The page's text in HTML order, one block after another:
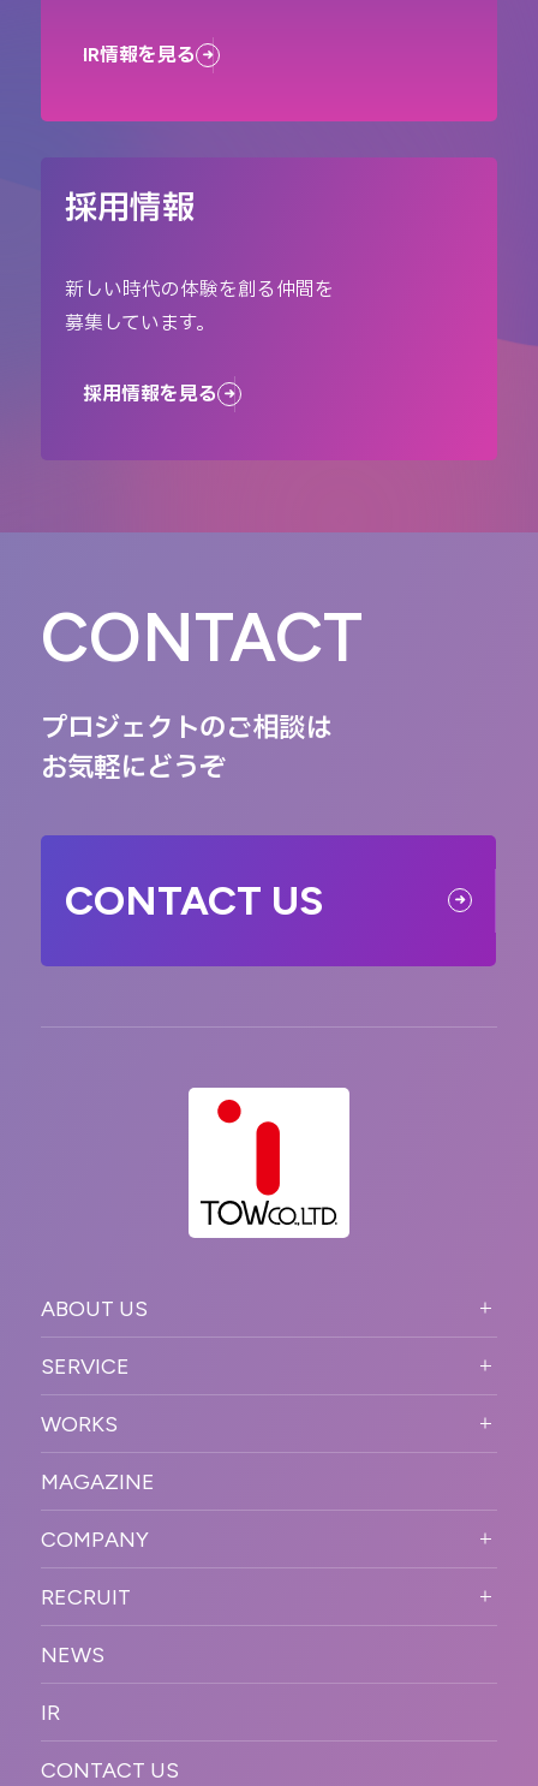
IR情報を見る
採用情報
新しい時代の体験を創る仲間を
募集しています。
採用情報を見る
CONTACT
プロジェクトのご相談は
お気軽にどうぞ
CONTACT US
ABOUT US
PURPOSE
VISION
OUR DNA
SERVICE
STRONG POINT
BUSINESS DOMAIN
SOLUTION
WORKFLOW
WORKS
オンラインイベント
SNSプロモーション
プラットフォーム販
促
デジタル制作・映像
制作
PR
カンファレンス・展示会・アワ
ESPORTS・ゲームプロモーシ
MAGAZINE
COMPANY
COMPANY INFORMATION
MESSAGE
OFFICER
ACCESS
ORGANIZATION CHART
RECRUIT
新卒採用
キャリア採用
NEWS
IR
CONTACT US